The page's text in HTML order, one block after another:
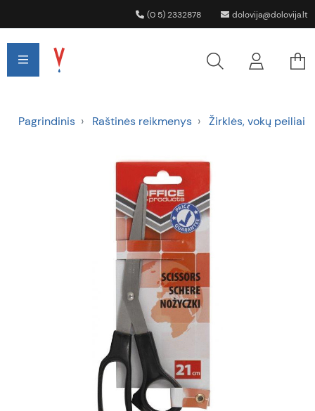
(0 5) 2332878 dolovija@dolovija.lt
Pagrindinis Raštinės reikmenys Žirklės, vokų peiliai